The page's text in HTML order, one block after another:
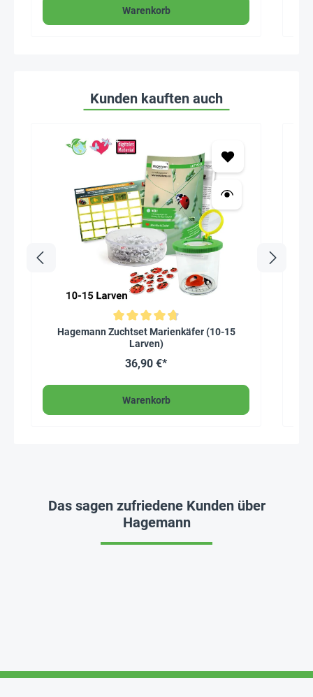
Warenkorb
Kunden kauften auch
Durchschnittliche Bewertung von 4.7 von 5 Sternen
Hagemann Zuchtset Marienkäfer (10-15
Larven)
36,90 €*
Warenkorb
Das sagen zufriedene Kunden über
Hagemann